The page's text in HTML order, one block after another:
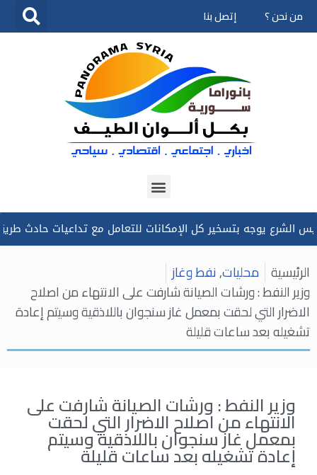
تخطى
من نحن ؟ إتصل بنا
يوجه بتسخير كل الإمكانات للتعامل مع ‏تداعيات حادث ‏طريق دير
الرئيسية محليات,نفط وغاز
وزير النفط : ورشات الصيانة شارفت على الانتهاء من اصلاح
الاضرار التي لحقت بمعمل غاز سنجوان باللاذقية وسيتم إعادة
تشغيله بعد ساعات قليلة
وزير النفط : ورشات الصيانة شارفت على
الانتهاء من اصلاح الاضرار التي لحقت
بمعمل غاز سنجوان باللاذقية وسيتم
إعادة تشغيله بعد ساعات قليلة